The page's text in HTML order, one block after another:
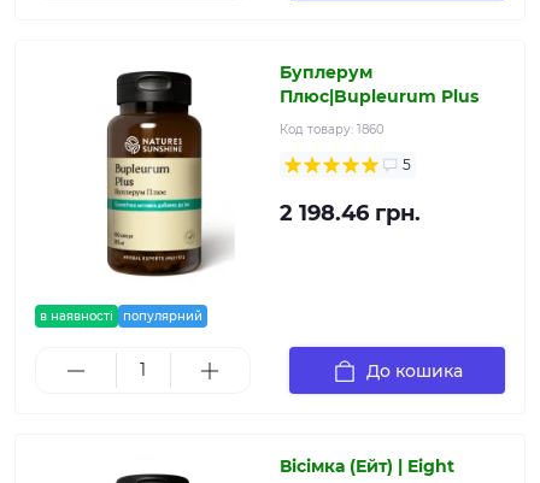
в наявності популярний
Буплерум
Плюс|Bupleurum Plus
Код товару: 1860
5
2 198.46 грн.
До кошика
Вісімка (Ейт) | Eight